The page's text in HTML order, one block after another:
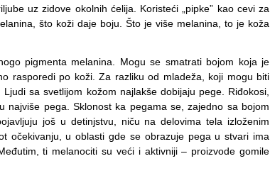
uz zidove okolnih ćelija. Koristeći „pipke” kao cevi za
što koži daje boju. Što je više melanina, to je koža
pigmenta melanina. Mogu se smatrati bojom koja je
rasporedi po koži. Za razliku od mladeža, koji mogu biti
sa svetlijom kožom najlakše dobijaju pege. Riđokosi,
najviše pega. Sklonost ka pegama se, zajedno sa bojom
još u detinjstvu, niču na delovima tela izloženim
očekivanju, u oblasti gde se obrazuje pega u stvari ima
ti melanociti su veći i aktivniji – proizvode gomile